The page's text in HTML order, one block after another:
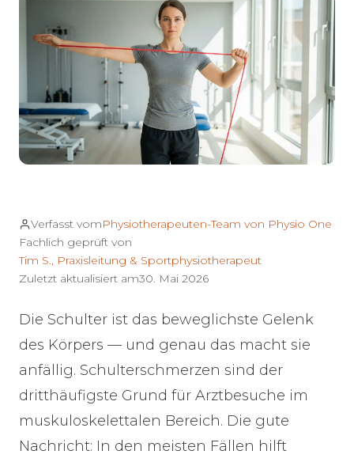
Verfasst vomPhysiotherapeuten-Team von Physio One
Fachlich geprüft von
Tim S., Praxisleitung & Sportphysiotherapeut
Zuletzt aktualisiert am30. Mai 2026
Die Schulter ist das beweglichste Gelenk
des Körpers — und genau das macht sie
anfällig. Schulterschmerzen sind der
dritthäufigste Grund für Arztbesuche im
muskuloskelettalen Bereich. Die gute
Nachricht: In den meisten Fällen hilft